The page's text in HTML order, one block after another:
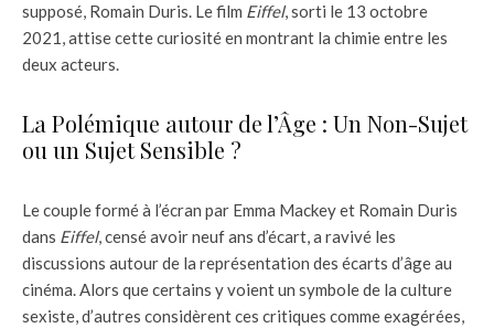
supposé, Romain Duris. Le film Eiffel, sorti le 13 octobre
2021, attise cette curiosité en montrant la chimie entre les
deux acteurs.
La Polémique autour de l’Âge : Un Non-Sujet
ou un Sujet Sensible ?
Le couple formé à l’écran par Emma Mackey et Romain Duris
dans Eiffel, censé avoir neuf ans d’écart, a ravivé les
discussions autour de la représentation des écarts d’âge au
cinéma. Alors que certains y voient un symbole de la culture
sexiste, d’autres considèrent ces critiques comme exagérées,